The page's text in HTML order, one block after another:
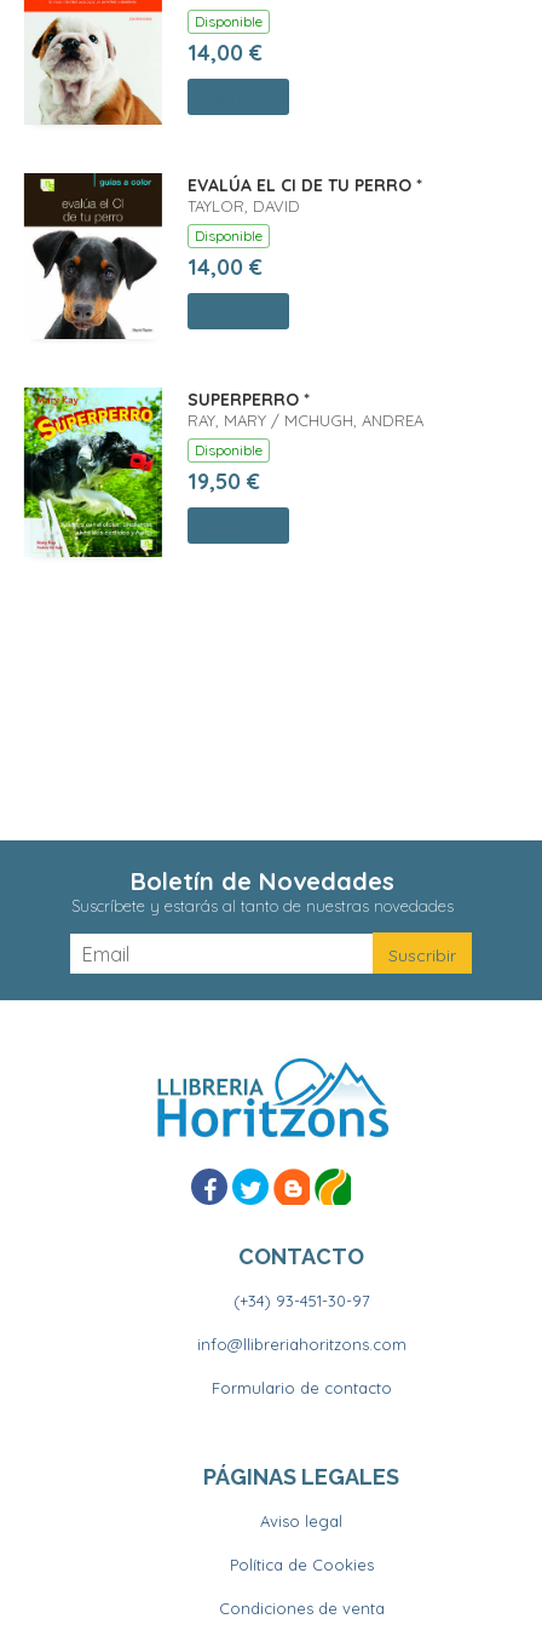
Disponible
14,00 €
EVALÚA EL CI DE TU PERRO *
TAYLOR, DAVID
Disponible
14,00 €
SUPERPERRO *
RAY, MARY / MCHUGH, ANDREA
Disponible
19,50 €
Boletín de Novedades
Suscríbete y estarás al tanto de nuestras novedades
CONTACTO
(+34) 93-451-30-97
info@llibreriahoritzons.com
Formulario de contacto
PÁGINAS LEGALES
Aviso legal
Política de Cookies
Condiciones de venta